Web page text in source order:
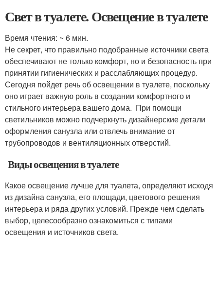
Свет в туалете. Освещение в туалете
Время чтения: ~ 6 мин.
Не секрет, что правильно подобранные источники света
обеспечивают не только комфорт, но и безопасность при
принятии гигиенических и расслабляющих процедур.
Сегодня пойдет речь об освещении в туалете, поскольку
оно играет важную роль в создании комфортного и
стильного интерьера вашего дома. При помощи
светильников можно подчеркнуть дизайнерские детали
оформления санузла или отвлечь внимание от
трубопроводов и вентиляционных отверстий.
Виды освещения в туалете
Какое освещение лучше для туалета, определяют исходя
из дизайна санузла, его площади, цветового решения
интерьера и ряда других условий. Прежде чем сделать
выбор, целесообразно ознакомиться с типами
освещения и источников света.